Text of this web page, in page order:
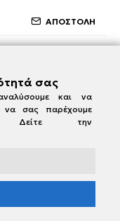
ΑΠΟΣΤΟΛΗ
σας
και να
να σας παρέχουμε
Δείτε την